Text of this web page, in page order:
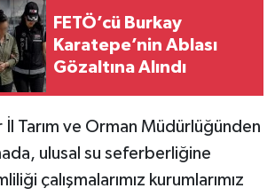
FETÖ’cü Burkay
Karatepe’nin Ablası
Gözaltına Alındı
Tarım ve Orman Müdürlüğünden
ulusal su seferberliğine
çalışmalarımız kurumlarımız